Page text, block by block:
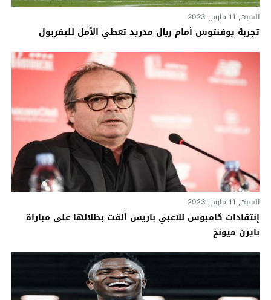
السبت, 11 مارس 2023
تجربة يوفنتوس أمام ريال مدريد تعطي الأمل لليفربول
السبت, 11 مارس 2023
إنتقادات كامبوس للاعبي باريس ألقت بظلالها على مباراة
بايرن ميونخ